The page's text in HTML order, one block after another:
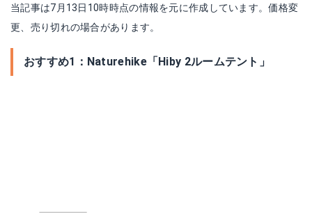
当記事は7月13日10時時点の情報を元に作成しています。価格変
更、売り切れの場合があります。
おすすめ1：Naturehike「Hiby 2ルームテント」